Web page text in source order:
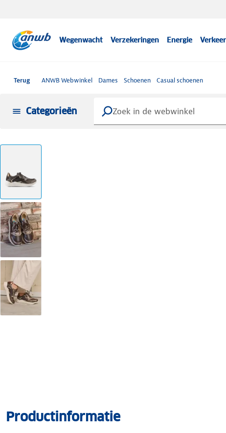
Wegenwacht Verzekeringen Energie Verkeer
Terug ANWB Webwinkel Dames Schoenen Casual schoenen
Categorieën
Productinformatie